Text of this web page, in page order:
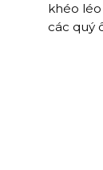
khéo
các quý